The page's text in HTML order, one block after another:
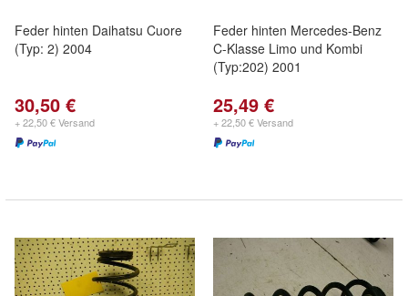
Feder hinten Daihatsu Cuore
(Typ: 2) 2004
30,50 €
+ 22,50 € Versand
Feder hinten Mercedes-Benz
C-Klasse Limo und Kombi
(Typ:202) 2001
25,49 €
+ 22,50 € Versand